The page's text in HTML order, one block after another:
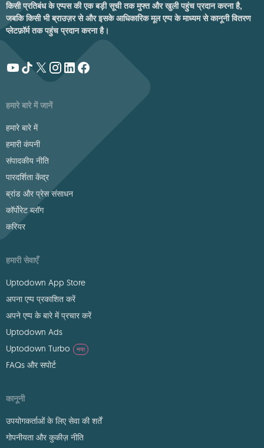
किसी प्रतिबंध के एप्पस की एक बड़ी सूची तक मुफ्त और खुली पहुंच प्रदान करना है,
जबकि किसी भी ब्राउज़र से और इसके आधिकारिक मूल एप्प के माध्यम से कानूनी वितरण
प्लेटफ़ॉर्म तक पहुंच प्रदान करना है।
हमारे बारे में जानें
हमारे बारे में
हमारी कंपनी
संपादकीय नीति
पारदर्शिता केंद्र
ब्रांड और प्रेस संसाधन
कॉर्पोरेट ब्लॉग
करियर
हमारी सेवाएँ
Uptodown App Store
अपना एप्प प्रकाशित करें
अपने एप्प के बारे में प्रचार करें
Uptodown Ads
Uptodown Turbo
नया
FAQs और सपोर्ट
कानूनी
उपयोगकर्ताओं के लिए सेवा की शर्तें
गोपनीयता और कुकीज़ नीति